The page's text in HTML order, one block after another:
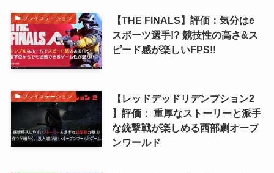
プレイステーション
【THE FINALS】評価：気分はe
スポーツ選手!? 競技性の高さ&ス
ピード感が楽しいFPS!!
プレイステーション
【レッドデッドリデンプション2
】評価： 重厚なストーリーと派手
な銃撃戦が楽しめる西部劇オープ
ンワールド